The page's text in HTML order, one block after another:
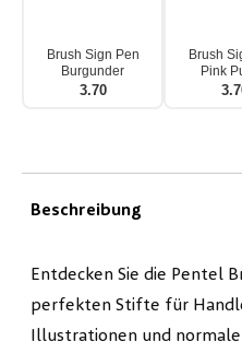
Brush Sign Pen
Burgunder
3.70
Brush
Pink
Beschreibung
Entdecken Sie die Pentel
perfekten Stifte für
Illustrationen und